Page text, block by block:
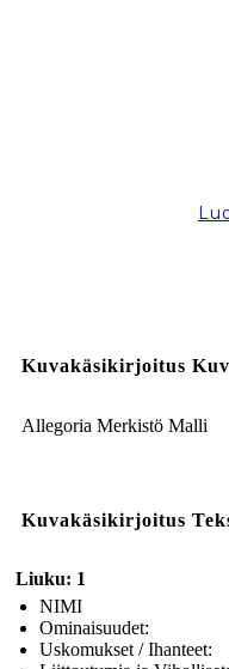
Kuvakäsikirjoitus
Allegoria Merkistö Malli
Kuvakäsikirjoitus
Liuku: 1
NIMI
Ominaisuudet:
Uskomukset / Ihanteet: